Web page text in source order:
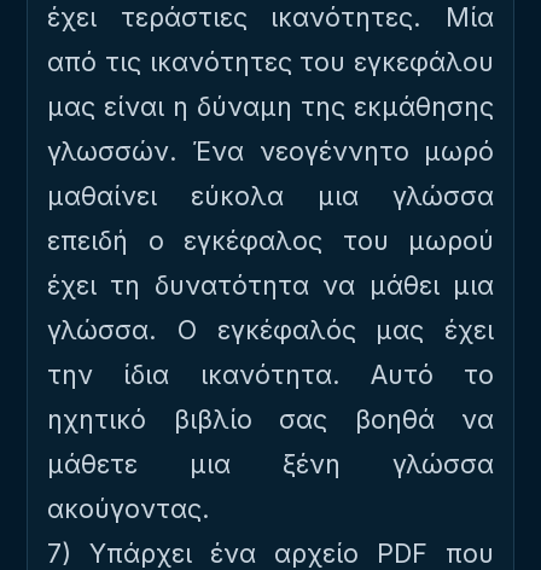
έχει τεράστιες ικανότητες. Μία
από τις ικανότητες του εγκεφάλου
μας είναι η δύναμη της εκμάθησης
γλωσσών. Ένα νεογέννητο μωρό
μαθαίνει εύκολα μια γλώσσα
επειδή ο εγκέφαλος του μωρού
έχει τη δυνατότητα να μάθει μια
γλώσσα. Ο εγκέφαλός μας έχει
την ίδια ικανότητα. Αυτό το
ηχητικό βιβλίο σας βοηθά να
μάθετε μια ξένη γλώσσα
ακούγοντας.
7) Υπάρχει ένα αρχείο PDF που